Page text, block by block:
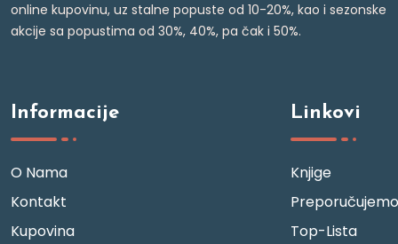
online kupovinu, uz stalne popuste od 10-20%, kao i sezonske
akcije sa popustima od 30%, 40%, pa čak i 50%.
Informacije
O Nama
Kontakt
Kupovina
Linkovi
Knjige
Preporučujemo
Top-Lista